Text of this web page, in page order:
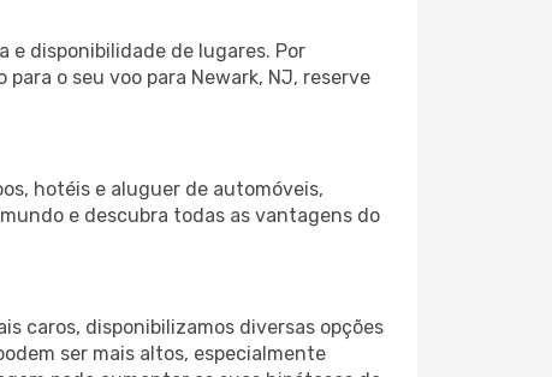
e disponibilidade de lugares. Por
o seu voo para Newark, NJ, reserve
hotéis e aluguer de automóveis,
e descubra todas as vantagens do
caros, disponibilizamos diversas opções
ser mais altos, especialmente